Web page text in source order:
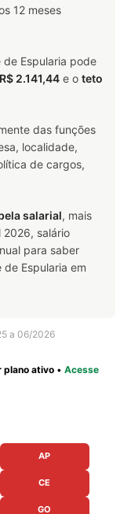
12 meses
Espularia pode
2.141,44 e o teto
das funções
localidade,
de cargos,
salarial, mais
2026, salário
para saber
Espularia em
a 06/2026
plano ativo •Acesse
AP
CE
GO